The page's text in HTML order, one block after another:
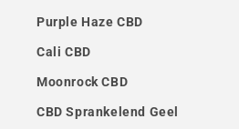
Purple Haze CBD
Cali CBD
Moonrock CBD
CBD Sprankelend Geel